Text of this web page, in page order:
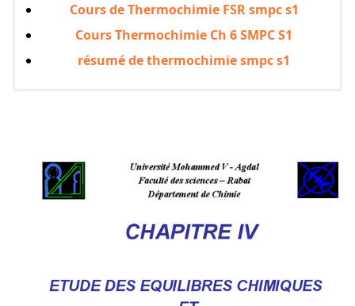
Cours de Thermochimie FSR smpc s1
Cours Thermochimie Ch 6 SMPC S1
résumé de thermochimie smpc s1